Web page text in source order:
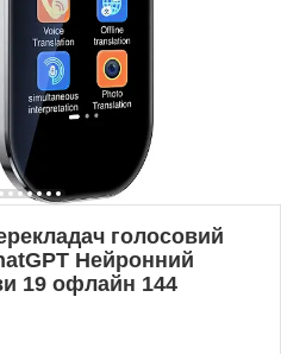
голосовий
Нейронний
19 офлайн 144